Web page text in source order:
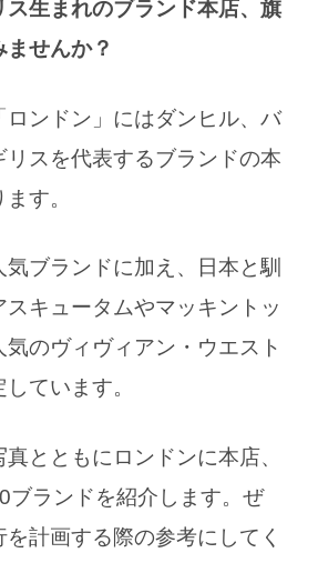
ス生まれのブランド本店、旗
せんか？
ロンドン」にはダンヒル、バ
リスを代表するブランドの本
す。
ブランドに加え、日本と馴
キュータムやマッキントッ
のヴィヴィアン・ウエスト
ています。
とともにロンドンに本店、
ブランドを紹介します。ぜ
計画する際の参考にしてく